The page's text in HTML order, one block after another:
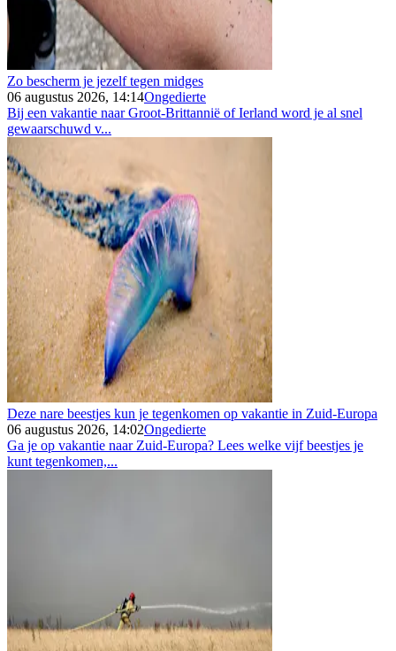
Zo bescherm je jezelf tegen midges
06 augustus 2026, 14:14Ongedierte
Bij een vakantie naar Groot-Brittannië of Ierland word je al snel
gewaarschuwd v...
Deze nare beestjes kun je tegenkomen op vakantie in Zuid-Europa
06 augustus 2026, 14:02Ongedierte
Ga je op vakantie naar Zuid-Europa? Lees welke vijf beestjes je
kunt tegenkomen,...